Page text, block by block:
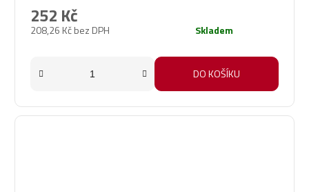
208,26 Kč bez DPH
252 Kč
Skladem
DO KOŠÍKU